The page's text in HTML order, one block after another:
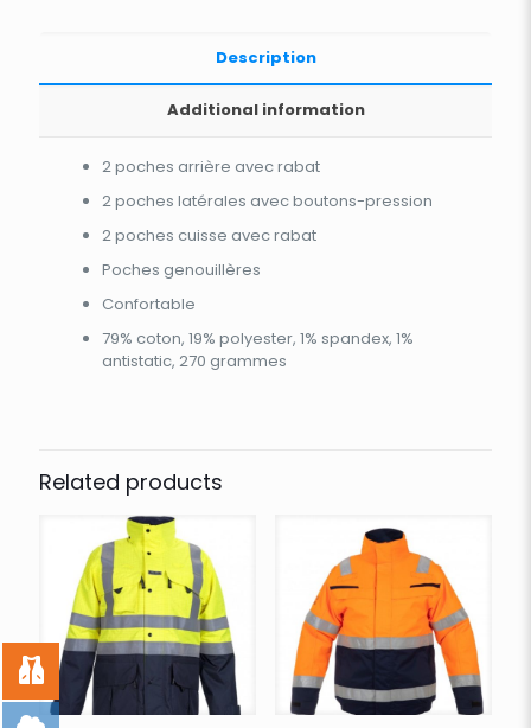
Description
Additional information
2 poches arrière avec rabat
2 poches latérales avec boutons-pression
2 poches cuisse avec rabat
Poches genouillères
Confortable
79% coton, 19% polyester, 1% spandex, 1%
antistatic, 270 grammes
Related products